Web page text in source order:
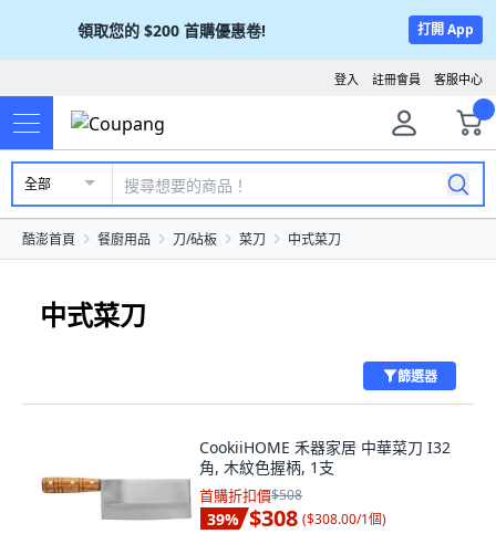
領取您的 $200 首購優惠卷! 打開 App
客服中心
註冊會員
登入
全部
酷澎首頁 餐廚用品 刀/砧板 菜刀 中式菜刀
中式菜刀
篩選器
CookiiHOME 禾器家居 中華菜刀 I32
角, 木紋色握柄, 1支
首購折扣價$508
39% $308 ($308.00/1個)